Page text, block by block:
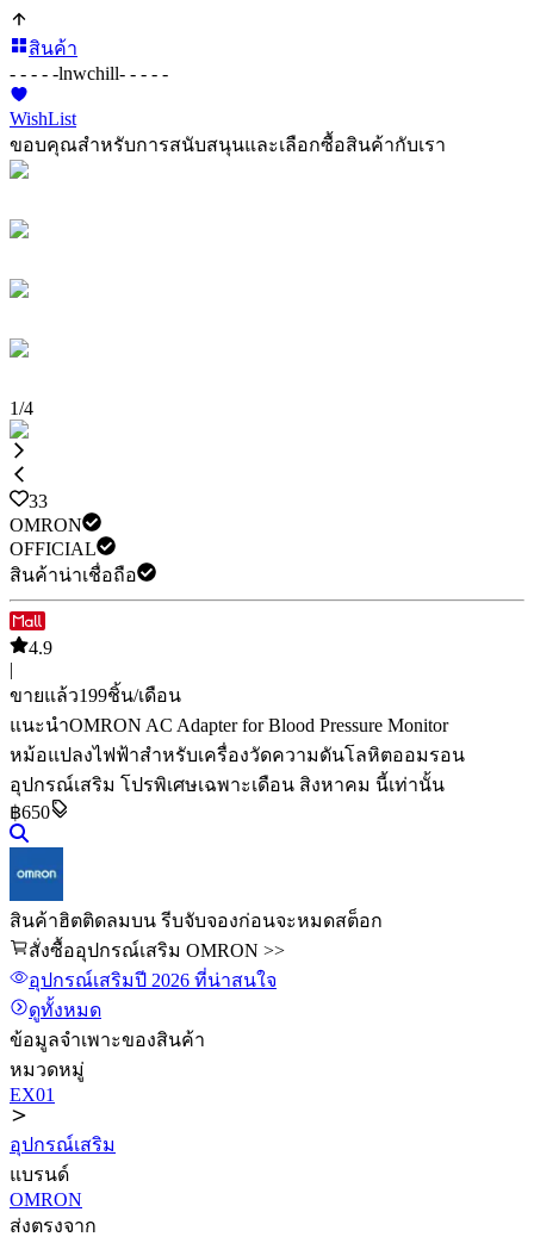
สินค้า
- - - - -lnwchill- - - - -
WishList
ขอบคุณสำหรับการสนับสนุนและเลือกซื้อสินค้ากับเรา
1/4
33
OMRON
OFFICIAL
สินค้าน่าเชื่อถือ
4.9
|
ขายแล้ว199ชิ้น/เดือน
แนะนำOMRON AC Adapter for Blood Pressure Monitor
หม้อแปลงไฟฟ้าสำหรับเครื่องวัดความดันโลหิตออมรอน
อุปกรณ์เสริม โปรพิเศษเฉพาะเดือน สิงหาคม นี้เท่านั้น
฿650
สินค้าฮิตติดลมบน รีบจับจองก่อนจะหมดสต็อก
สั่งซื้ออุปกรณ์เสริม OMRON >>
อุปกรณ์เสริมปี 2026 ที่น่าสนใจ
ดูทั้งหมด
ข้อมูลจำเพาะของสินค้า
หมวดหมู่
EX01
อุปกรณ์เสริม
แบรนด์
OMRON
ส่งตรงจาก